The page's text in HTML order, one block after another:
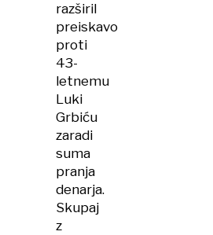
razširil
preiskavo
proti
43-
letnemu
Luki
Grbiću
zaradi
suma
pranja
denarja.
Skupaj
z